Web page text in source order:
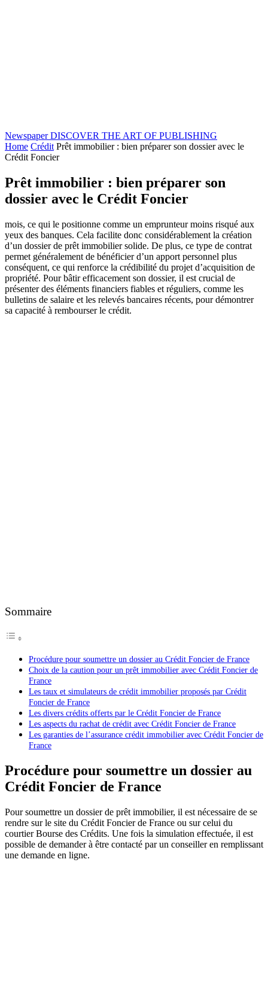
Newspaper DISCOVER THE ART OF PUBLISHING
Home Crédit Prêt immobilier : bien préparer son dossier avec le
Crédit Foncier
Prêt immobilier : bien préparer son
dossier avec le Crédit Foncier
mois, ce qui le positionne comme un emprunteur moins risqué aux
yeux des banques. Cela facilite donc considérablement la création
d’un dossier de prêt immobilier solide. De plus, ce type de contrat
permet généralement de bénéficier d’un apport personnel plus
conséquent, ce qui renforce la crédibilité du projet d’acquisition de
propriété. Pour bâtir efficacement son dossier, il est crucial de
présenter des éléments financiers fiables et réguliers, comme les
bulletins de salaire et les relevés bancaires récents, pour démontrer
sa capacité à rembourser le crédit.
Sommaire
Procédure pour soumettre un dossier au Crédit Foncier de France
Choix de la caution pour un prêt immobilier avec Crédit Foncier de
France
Les taux et simulateurs de crédit immobilier proposés par Crédit
Foncier de France
Les divers crédits offerts par le Crédit Foncier de France
Les aspects du rachat de crédit avec Crédit Foncier de France
Les garanties de l’assurance crédit immobilier avec Crédit Foncier de
France
Procédure pour soumettre un dossier au
Crédit Foncier de France
Pour soumettre un dossier de prêt immobilier, il est nécessaire de se
rendre sur le site du Crédit Foncier de France ou sur celui du
courtier Bourse des Crédits. Une fois la simulation effectuée, il est
possible de demander à être contacté par un conseiller en remplissant
une demande en ligne.